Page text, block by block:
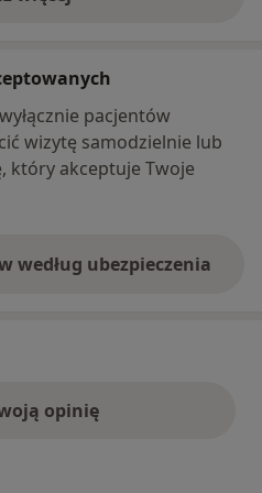
o adresie
pacjentów
wizytę samodzielnie lub
który akceptuje Twoje
według ubezpieczenia
opinię